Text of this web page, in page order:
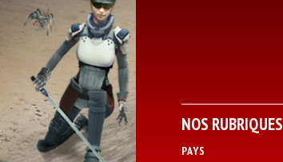
NOS RUBRIQUES
PAYS